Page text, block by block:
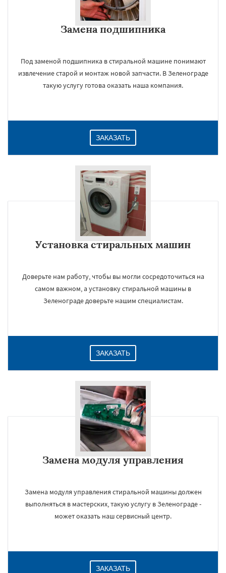
Замена подшипника
Под заменой подшипника в стиральной машине понимают
извлечение старой и монтаж новой запчасти. В Зеленограде
такую услугу готова оказать наша компания.
ЗАКАЗАТЬ
Установка стиральных машин
Доверьте нам работу, чтобы вы могли сосредоточиться на
самом важном, а установку стиральной машины в
Зеленограде доверьте нашим специалистам.
ЗАКАЗАТЬ
Замена модуля управления
Замена модуля управления стиральной машины должен
выполняться в мастерских, такую услугу в Зеленограде -
может оказать наш сервисный центр.
ЗАКАЗАТЬ
Даю согласие на обработку персональных данных